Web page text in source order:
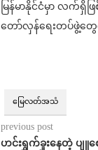
မြန်မာနိုင်ငံမှာ လက်
တော်လှန်ရေးတပ်ဖွဲ့
မြေလတ်အသံ
previous post
ဟင်းရွက်ခူးနေတဲ့ ပျူ